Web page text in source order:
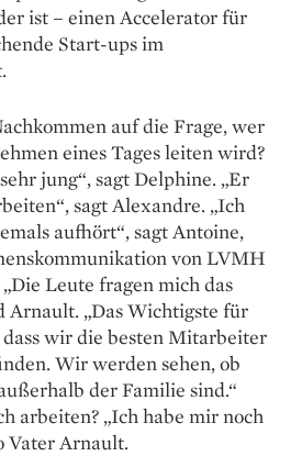
ist – einen Accelerator für
Start-ups im
auf die Frage, wer
eines Tages leiten wird?
jung“, sagt Delphine. „Er
sagt Alexandre. „Ich
aufhört“, sagt Antoine,
von LVMH
Leute fragen mich das
Arnault. „Das Wichtigste für
wir die besten Mitarbeiter
Wir werden sehen, ob
der Familie sind.“
arbeiten? „Ich habe mir noch
Vater Arnault.